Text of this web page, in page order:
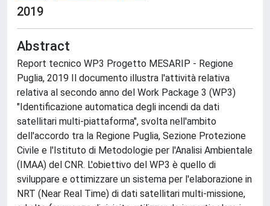
2019
Abstract
Report tecnico WP3 Progetto MESARIP - Regione
Puglia, 2019 Il documento illustra l'attività relativa
relativa al secondo anno del Work Package 3 (WP3)
"Identificazione automatica degli incendi da dati
satellitari multi-piattaforma", svolta nell'ambito
dell'accordo tra la Regione Puglia, Sezione Protezione
Civile e l'Istituto di Metodologie per l'Analisi Ambientale
(IMAA) del CNR. L'obiettivo del WP3 è quello di
sviluppare e ottimizzare un sistema per l'elaborazione in
NRT (Near Real Time) di dati satellitari multi-missione,